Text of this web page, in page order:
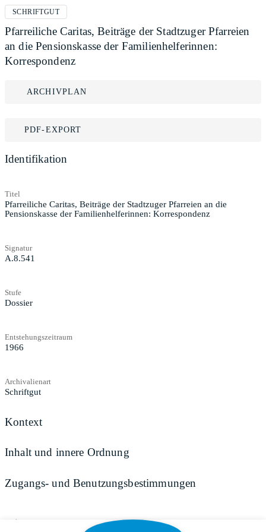
SCHRIFTGUT
Pfarreiliche Caritas, Beiträge der Stadtzuger Pfarreien
an die Pensionskasse der Familienhelferinnen:
Korrespondenz
ARCHIVPLAN
PDF-EXPORT
Identifikation
Titel
Pfarreiliche Caritas, Beiträge der Stadtzuger Pfarreien an die
Pensionskasse der Familienhelferinnen: Korrespondenz
Signatur
A.8.541
Stufe
Dossier
Entstehungszeitraum
1966
Archivalienart
Schriftgut
Kontext
Inhalt und innere Ordnung
Zugangs- und Benutzungsbestimmungen
Teilen